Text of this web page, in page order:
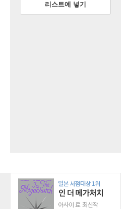
리스트에 넣기